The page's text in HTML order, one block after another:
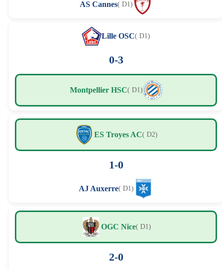
AS Cannes( D1)
Lille OSC( D1)
0-3
Montpellier HSC( D1)
ES Troyes AC( D2)
1-0
AJ Auxerre( D1)
OGC Nice( D1)
2-0